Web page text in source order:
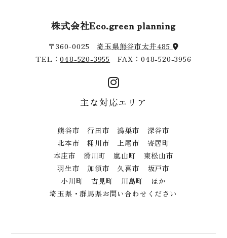
株式会社Eco.green planning
〒360-0025埼玉県熊谷市太井485
TEL：048-520-3955 FAX：048-520-3956
主な対応エリア
熊谷市 行田市 鴻巣市 深谷市
北本市 桶川市 上尾市 寄居町
本庄市 滑川町 嵐山町 東松山市
羽生市 加須市 久喜市 坂戸市
小川町 吉見町 川島町 ほか
埼玉県・群馬県お問い合わせください